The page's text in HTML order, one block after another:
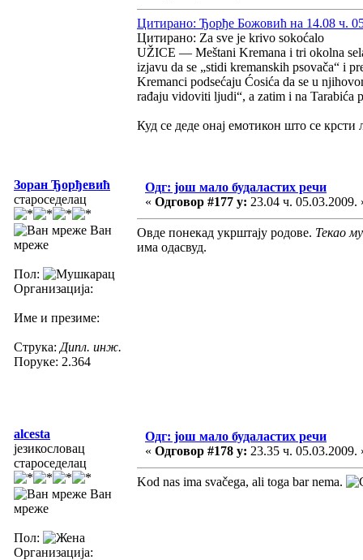
Цитирано: Ђорђе Божовић на 14.08 ч.
Цитирано: Za sve je krivo sokoćalo
UŽICE — Meštani Kremana i tri okolna
izjavu da se „stidi kremanskih psovača“ i
Kremanci podsećaju Ćosića da se u
rađaju vidoviti ljudi“, a zatim i na Tarabića
Куд се деде онај емотикон што се крсти
Зоран Ђорђевић
староседелац
Ван
мреже
Пол:
Организација:
Име и презиме:
Струка: Дипл. инж.
Поруке: 2.364
Одг: још мало будаластих речи
« Одговор #177 у: 23.04 ч. 05.03.2009.
Овде понекад укрштају родове. Текао
има одасвуд.
alcesta
језикословац
староседелац
Ван
мреже
Пол:
Организација:
Одг: још мало будаластих речи
« Одговор #178 у: 23.35 ч. 05.03.2009.
Kod nas ima svačega, ali toga bar nema.